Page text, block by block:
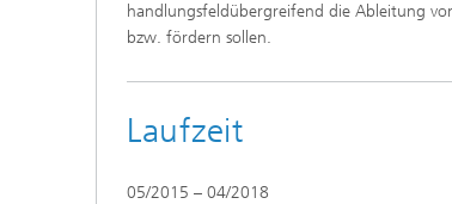
handlungsfeldübergreifend die Ableitung
bzw. fördern sollen.
Laufzeit
05/2015 – 04/2018